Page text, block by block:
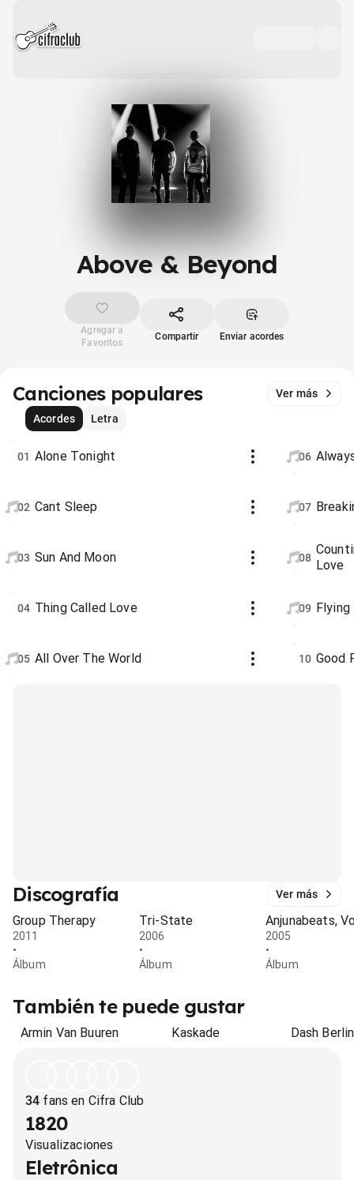
Above & Beyond
Agregar a
Favoritos
Compartir Enviar acordes
Canciones populares
Ver más
Acordes
Letra
01 Alone Tonight
02 Cant Sleep
03 Sun And Moon
04 Thing Called Love
05 All Over The World
06
07
08 Love
09 Flying
10 Good
Discografía Ver más
Group Therapy
2011
•
Álbum
Tri-State
2006
•
Álbum
Anjunabeats,
2005
•
Álbum
También te puede gustar
Armin Van Buuren Kaskade Dash Berlin
34 fans en Cifra Club
1820
Visualizaciones
Eletrônica